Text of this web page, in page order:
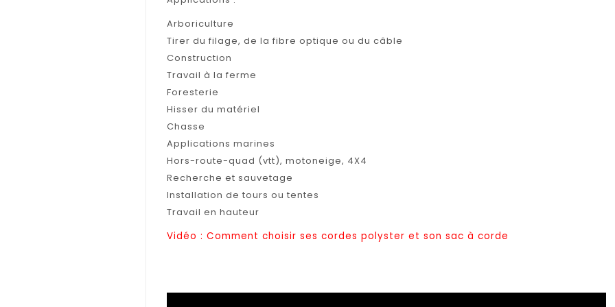
Arboriculture
Tirer du filage, de la fibre optique ou du câble
Construction
Travail à la ferme
Foresterie
Hisser du matériel
Chasse
Applications marines
Hors-route-quad (vtt), motoneige, 4X4
Recherche et sauvetage
Installation de tours ou tentes
Travail en hauteur
Vidéo : Comment choisir ses cordes polyster et son sac à corde